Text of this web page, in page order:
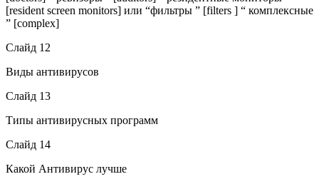
[resident screen monitors] или “фильтры ” [filters ] “ комплексные
” [complex]
Слайд 12
Виды антивирусов
Слайд 13
Типы антивирусных программ
Слайд 14
Какой Антивирус лучше